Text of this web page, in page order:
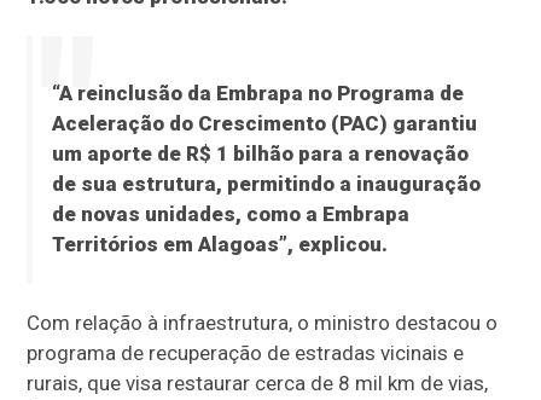
“A reinclusão da Embrapa no Programa de
Aceleração do Crescimento (PAC) garantiu
um aporte de R$ 1 bilhão para a renovação
de sua estrutura, permitindo a inauguração
de novas unidades, como a Embrapa
Territórios em Alagoas”, explicou.
Com relação à infraestrutura, o ministro destacou o
programa de recuperação de estradas vicinais e
rurais, que visa restaurar cerca de 8 mil km de vias,